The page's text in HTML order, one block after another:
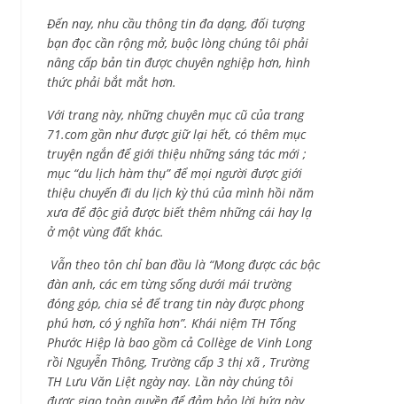
Đến nay, nhu cầu thông tin đa dạng, đối tượng
bạn đọc cần rộng mở, buộc lòng chúng tôi phải
nâng cấp bản tin được chuyên nghiệp hơn, hình
thức phải bắt mắt hơn.
Với trang này, những chuyên mục cũ của trang
71.com gần như được giữ lại hết, có thêm mục
truyện ngắn để giới thiệu những sáng tác mới ;
mục “du lịch hàm thụ” để mọi người được giới
thiệu chuyến đi du lịch kỳ thú của mình hồi năm
xưa để độc giả được biết thêm những cái hay lạ
ở một vùng đất khác.
Vẫn theo tôn chỉ ban đầu là “Mong được các bậc
đàn anh, các em từng sống dưới mái trường
đóng góp, chia sẻ để trang tin này được phong
phú hơn, có ý nghĩa hơn”. Khái niệm TH Tống
Phước Hiệp là bao gồm cả Collège de Vinh Long
rồi Nguyễn Thông, Trường cấp 3 thị xã , Trường
TH Lưu Văn Liệt ngày nay. Lần này chúng tôi